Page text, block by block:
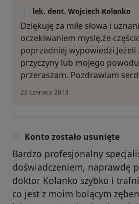
lek. dent. Wojciech Kolanko
Dziękuję za miłe słowa i
oczekiwaniem myslę,że
poprzedniej wypowiedzi.Jeżeli
przyczyny lub mojego
przeraszam. Pozdrawiam
23 czerwca 2013
Konto zostało usunięte
Bardzo profesjonalny
doświadczeniem, naprawdę
doktor Kolanko szybko i
co jest z moim bolącym